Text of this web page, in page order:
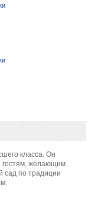
класса. Он
гостям, желающим
сад по традиции